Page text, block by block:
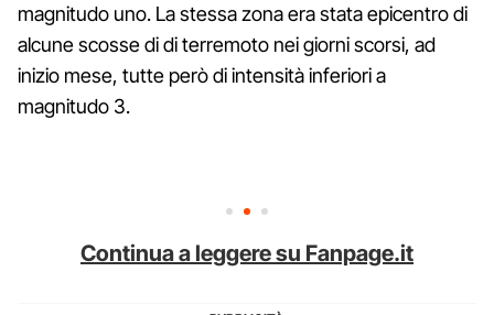
magnitudo uno. La stessa zona era stata epicentro di
alcune scosse di di terremoto nei giorni scorsi, ad
inizio mese, tutte però di intensità inferiori a
magnitudo 3.
Continua a leggere su Fanpage.it